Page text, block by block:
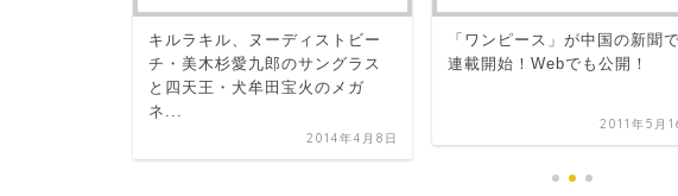
キルラキル、ヌーディストビー
チ・美木杉愛九郎のサングラス
と四天王・犬牟田宝火のメガ
ネ...
2014年4月8日
「ワンピース」が中国の新聞で
連載開始！Webでも公開！
2011年5月